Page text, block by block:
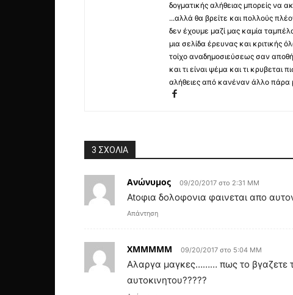
δογματικής αλήθειας μπορείς να
...αλλά θα βρείτε και πολλούς
δεν έχουμε μαζί μας καμία
μια σελίδα έρευνας και κριτικής
τοίχο αναδημοσιεύσεως σαν
και τι είναι ψέμα και τι
αλήθειες από κανέναν άλλο πάρα
3 ΣΧΟΛΙΑ
Ανώνυμος 09/20/2017 στο 2:31 ΜΜ
Atoφια δολοφονια φαινεται απο
Απάντηση
ΧΜΜΜΜΜ 09/20/2017 στο 5:04 ΜΜ
Αλαργα μαγκες……… πως το βγαζετε
αυτοκινητου?????